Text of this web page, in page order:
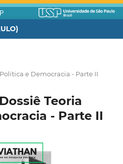
e Democracia - Parte II
Teoria
- Parte II